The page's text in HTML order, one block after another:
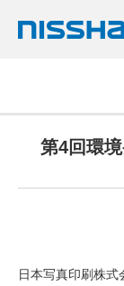
第4回環
日本写真印刷株